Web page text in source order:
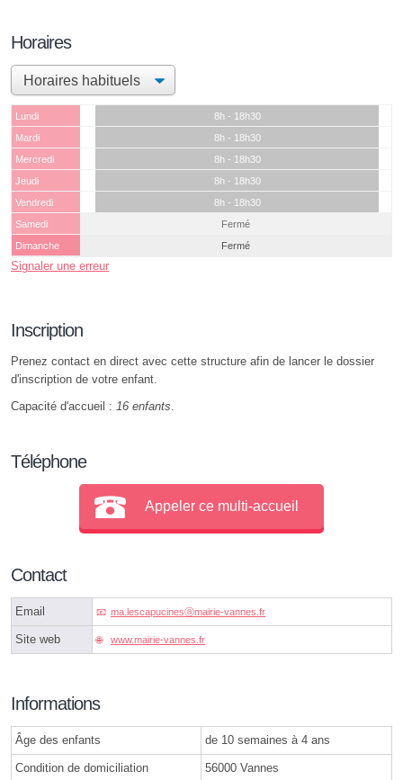
Horaires
Lundi
8h - 18h30
Mardi
8h - 18h30
Mercredi
8h - 18h30
Jeudi
8h - 18h30
Vendredi
8h - 18h30
Samedi
Fermé
Dimanche
Fermé
Signaler une erreur
Inscription
Prenez contact en direct avec cette structure afin de lancer le dossier
d'inscription de votre enfant.
Capacité d'accueil : 16 enfants
Téléphone
Appeler ce multi-accueil
Contact
Email ma.lescapucinesⓐmairie-vannes.fr
Site web www.mairie-vannes.fr
Informations
Âge des enfants de 10 semaines à 4 ans
Condition de domiciliation 56000 Vannes